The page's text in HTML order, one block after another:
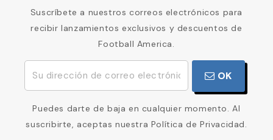
Suscríbete a nuestros correos electrónicos para
recibir lanzamientos exclusivos y descuentos de
Football America.
OK
Puedes darte de baja en cualquier momento. Al
suscribirte, aceptas nuestra Política de Privacidad.